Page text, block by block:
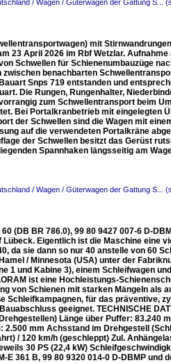
/ Wagen / Güterwagen der Gattung S...
mit
23 April 2026 im Rbf Wetzlar.
Schwellen für Schienenumbauzüge
benachbarten
Snps 719 entstanden und
Die Rungen, Rungenhalter,
zum Schwellentransport beim
Bei Portalkranbetrieb mit eingelegten
der Schwellen sind die Wagen mit
auf die verwendeten Portalkräne
der Schwellen besitzt das Gerüst
Spannhaken längsseitig am
/ Wagen / Güterwagen der Gattung S...
(DB BR 786.0), 99 80 9427 007-6 D-
Eigentlich ist die Maschine eine
da sie dann so nur 40 anstelle von 60
/ Minnesota (USA) unter der
1 und Kabine 3), einem Schleifwagen
ist eine Hochleistungs-
von Schienen mit starken Mängeln als
Schleifkampagnen, für das präventive,
geeignet. TECHNISCHE
Länge über Puffer: 83.240
mm Achsstand im Drehgestell
/ 120 km/h (geschleppt) Zul.
30 PS (22,4 kW)
361 B, 99 80 9320 014-0 D-DBMP und